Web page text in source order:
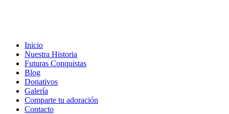
Inicio
Nuestra Historia
Futuras Conquistas
Blog
Donativos
Galería
Comparte tu adoración
Contacto